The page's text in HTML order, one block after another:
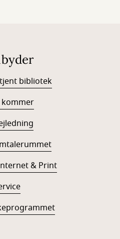
bibliotek
kommer
& Print